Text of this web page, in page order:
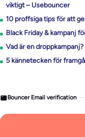
viktigt – Usebouncer
10 proffsiga tips för att
Black Friday & kampanj
Vad är en
5 kännetecken för
Bouncer Email verification